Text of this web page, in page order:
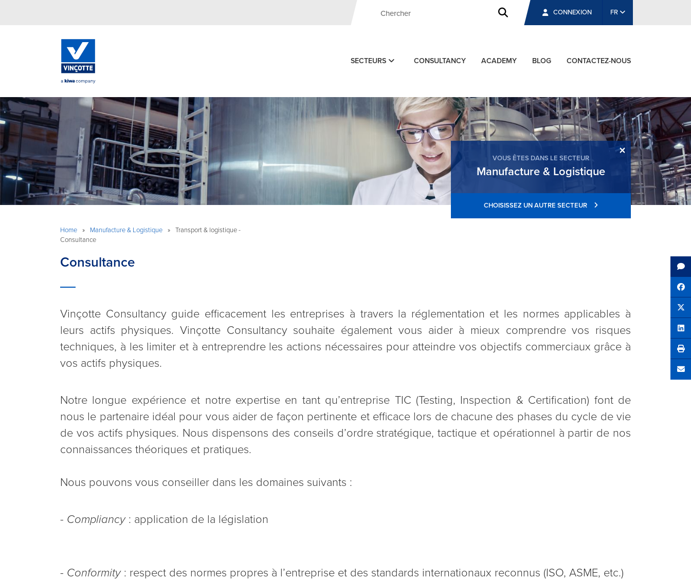
CONNEXION FR
SECTEURS CONSULTANCY ACADEMY BLOG CONTACTEZ-NOUS
×
VOUS ÊTES DANS LE SECTEUR
Manufacture & Logistique
CHOISISSEZ UN AUTRE SECTEUR
Home » Manufacture & Logistique »
Transport & logistique -
Consultance
Consultance
Vinçotte Consultancy guide efficacement les entreprises à travers la réglementation et les normes applicables à
leurs actifs physiques. Vinçotte Consultancy souhaite également vous aider à mieux comprendre vos risques
techniques, à les limiter et à entreprendre les actions nécessaires pour atteindre vos objectifs commerciaux grâce à
vos actifs physiques.
Notre longue expérience et notre expertise en tant qu’entreprise TIC (Testing, Inspection & Certification) font de
nous le partenaire idéal pour vous aider de façon pertinente et efficace lors de chacune des phases du cycle de vie
de vos actifs physiques. Nous dispensons des conseils d’ordre stratégique, tactique et opérationnel à partir de nos
connaissances théoriques et pratiques.
Nous pouvons vous conseiller dans les domaines suivants :
- Compliancy : application de la législation
- Conformity : respect des normes propres à l’entreprise et des standards internationaux reconnus (ISO, ASME, etc.)